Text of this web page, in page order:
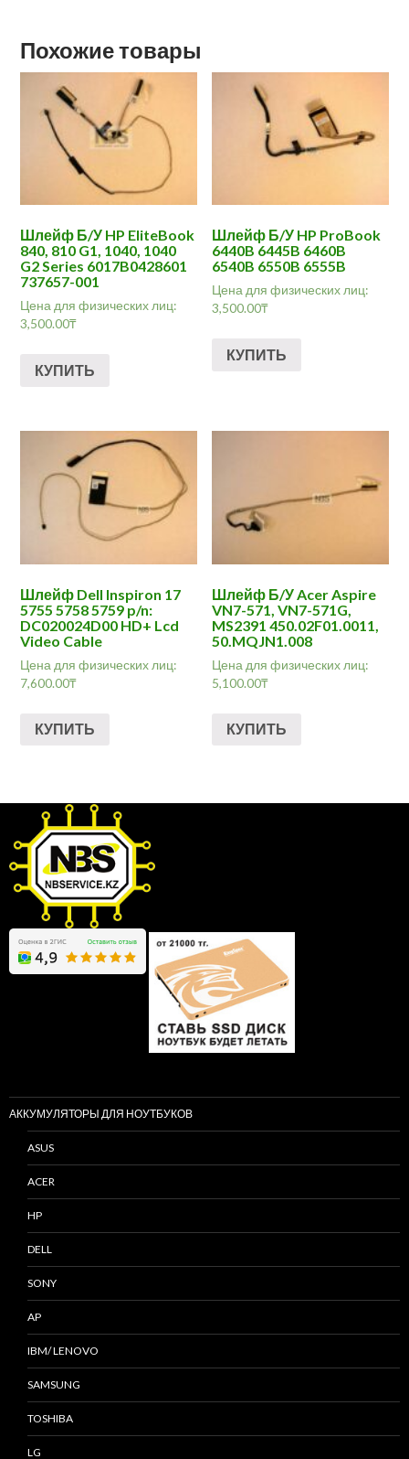
Похожие товары
Шлейф Б/У HP EliteBook
840, 810 G1, 1040, 1040
G2 Series 6017B0428601
737657-001
Цена для физических лиц:
3,500.00₸
КУПИТЬ
Шлейф Б/У HP ProBook
6440B 6445B 6460B
6540B 6550B 6555B
Цена для физических лиц:
3,500.00₸
КУПИТЬ
Шлейф Dell Inspiron 17
5755 5758 5759 p/n:
DC020024D00 HD+ Lcd
Video Cable
Цена для физических лиц:
7,600.00₸
КУПИТЬ
Шлейф Б/У Acer Aspire
VN7-571, VN7-571G,
MS2391 450.02F01.0011,
50.MQJN1.008
Цена для физических лиц:
5,100.00₸
КУПИТЬ
АККУМУЛЯТОРЫ ДЛЯ НОУТБУКОВ
ASUS
ACER
HP
DELL
SONY
AP
IBM/ LENOVO
SAMSUNG
TOSHIBA
LG